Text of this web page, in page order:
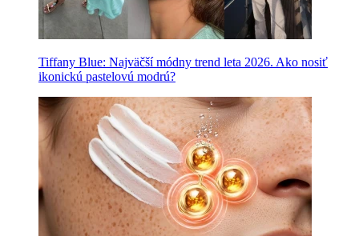
Tiffany Blue: Najväčší módny trend leta 2026. Ako nosiť
ikonickú pastelovú modrú?